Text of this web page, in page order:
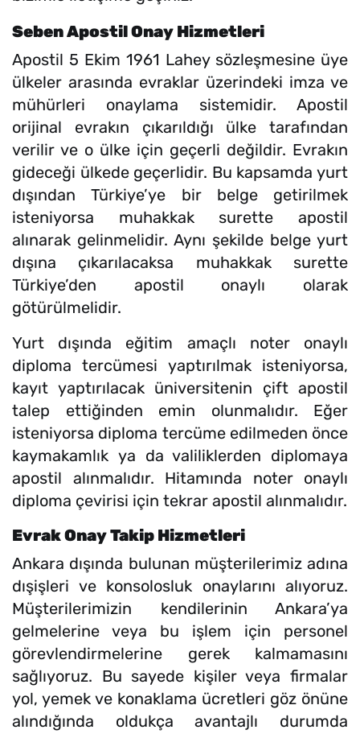
Seben Apostil Onay Hizmetleri
Apostil 5 Ekim 1961 Lahey sözleşmesine üye
ülkeler arasında evraklar üzerindeki imza ve
mühürleri onaylama sistemidir. Apostil
orijinal evrakın çıkarıldığı ülke tarafından
verilir ve o ülke için geçerli değildir. Evrakın
gideceği ülkede geçerlidir. Bu kapsamda yurt
dışından Türkiye’ye bir belge getirilmek
isteniyorsa muhakkak surette apostil
alınarak gelinmelidir. Aynı şekilde belge yurt
dışına çıkarılacaksa muhakkak surette
Türkiye’den apostil onaylı olarak
götürülmelidir.
Yurt dışında eğitim amaçlı noter onaylı
diploma tercümesi yaptırılmak isteniyorsa,
kayıt yaptırılacak üniversitenin çift apostil
talep ettiğinden emin olunmalıdır. Eğer
isteniyorsa diploma tercüme edilmeden önce
kaymakamlık ya da valiliklerden diplomaya
apostil alınmalıdır. Hitamında noter onaylı
diploma çevirisi için tekrar apostil alınmalıdır.
Evrak Onay Takip Hizmetleri
Ankara dışında bulunan müşterilerimiz adına
dışişleri ve konsolosluk onaylarını alıyoruz.
Müşterilerimizin kendilerinin Ankara’ya
gelmelerine veya bu işlem için personel
görevlendirmelerine gerek kalmamasını
sağlıyoruz. Bu sayede kişiler veya firmalar
yol, yemek ve konaklama ücretleri göz önüne
alındığında oldukça avantajlı durumda